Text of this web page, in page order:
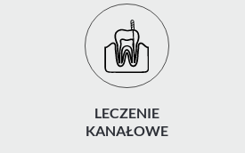
LECZENIE
KANAŁOWE